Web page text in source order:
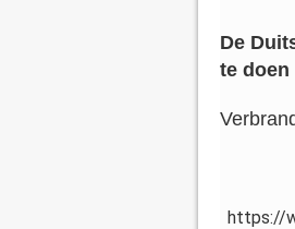
De
te doen
https://